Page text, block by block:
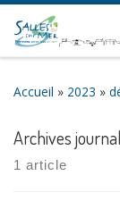
Skip to content
Accueil » 2023 »
Archives
1 article